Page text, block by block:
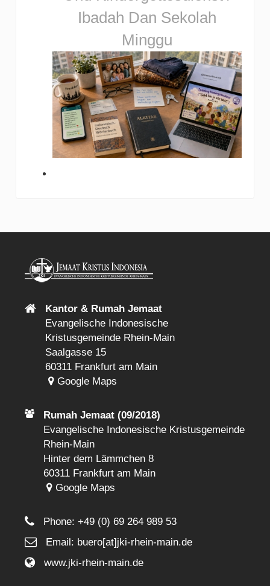
Ibadah Dan Sekolah
Minggu
Kantor & Rumah Jemaat
Evangelische Indonesische
Kristusgemeinde Rhein-Main
Saalgasse 15
60311 Frankfurt am Main
Google Maps
Rumah Jemaat (09/2018)
Evangelische Indonesische Kristusgemeinde
Rhein-Main
Hinter dem Lämmchen 8
60311 Frankfurt am Main
Google Maps
Phone:+49 (0) 69 264 989 53
Email: buero[at]jki-rhein-main.de
www.jki-rhein-main.de